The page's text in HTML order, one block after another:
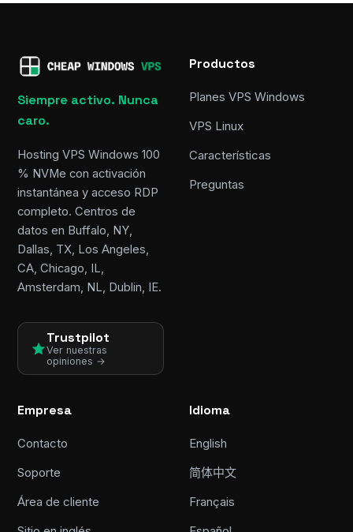
Siempre activo. Nunca
caro.
Hosting VPS Windows 100
% NVMe con activación
instantánea y acceso RDP
completo. Centros de
datos en Buffalo, NY,
Dallas, TX, Los Angeles,
CA, Chicago, IL,
Amsterdam, NL, Dublin, IE.
Trustpilot
Ver nuestras
opiniones →
Productos
Planes VPS Windows
VPS Linux
Características
Preguntas
Empresa
Contacto
Soporte
Área de cliente
Idioma
English
简体中文
Français